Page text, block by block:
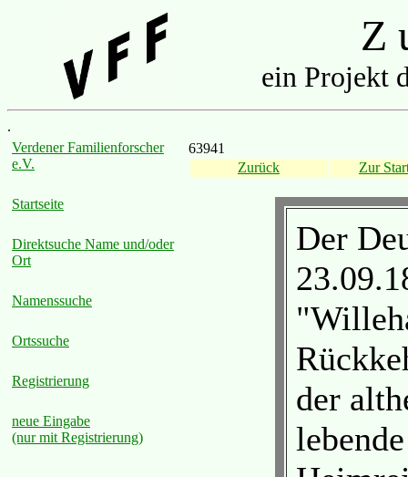
Z
ein Projekt
.
Verdener Familienforscher
e.V.
Startseite
Direktsuche Name und/oder
Ort
Namenssuche
Ortssuche
Registrierung
neue Eingabe
(nur mit Registrierung)
63941
Zurück
Zur
Der
der